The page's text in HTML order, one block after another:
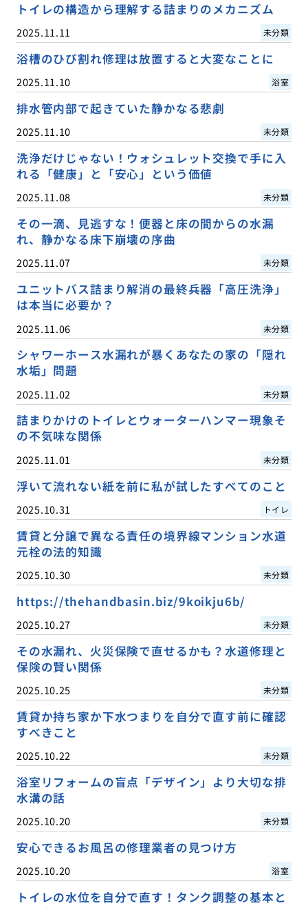
トイレの構造から理解する詰まりのメカニズム
2025.11.11 未分類
浴槽のひび割れ修理は放置すると大変なことに
2025.11.10 浴室
排水管内部で起きていた静かなる悲劇
2025.11.10 未分類
洗浄だけじゃない！ウォシュレット交換で手に入
れる「健康」と「安心」という価値
2025.11.08 未分類
その一滴、見逃すな！便器と床の間からの水漏
れ、静かなる床下崩壊の序曲
2025.11.07 未分類
ユニットバス詰まり解消の最終兵器「高圧洗浄」
は本当に必要か？
2025.11.06 未分類
シャワーホース水漏れが暴くあなたの家の「隠れ
水垢」問題
2025.11.02 未分類
詰まりかけのトイレとウォーターハンマー現象そ
の不気味な関係
2025.11.01 未分類
浮いて流れない紙を前に私が試したすべてのこと
2025.10.31 トイレ
賃貸と分譲で異なる責任の境界線マンション水道
元栓の法的知識
2025.10.30 未分類
https://thehandbasin.biz/9koikju6b/
2025.10.27 未分類
その水漏れ、火災保険で直せるかも？水道修理と
保険の賢い関係
2025.10.25 未分類
賃貸か持ち家か下水つまりを自分で直す前に確認
すべきこと
2025.10.22 未分類
浴室リフォームの盲点「デザイン」より大切な排
水溝の話
2025.10.20 未分類
安心できるお風呂の修理業者の見つけ方
2025.10.20 浴室
トイレの水位を自分で直す！タンク調整の基本と